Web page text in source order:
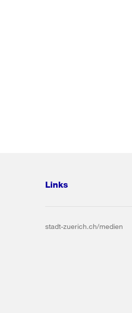
Links
stadt-zuerich.ch/medien